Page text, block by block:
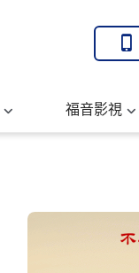
福音影視